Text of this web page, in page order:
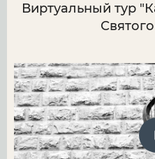
Виртуальный тур